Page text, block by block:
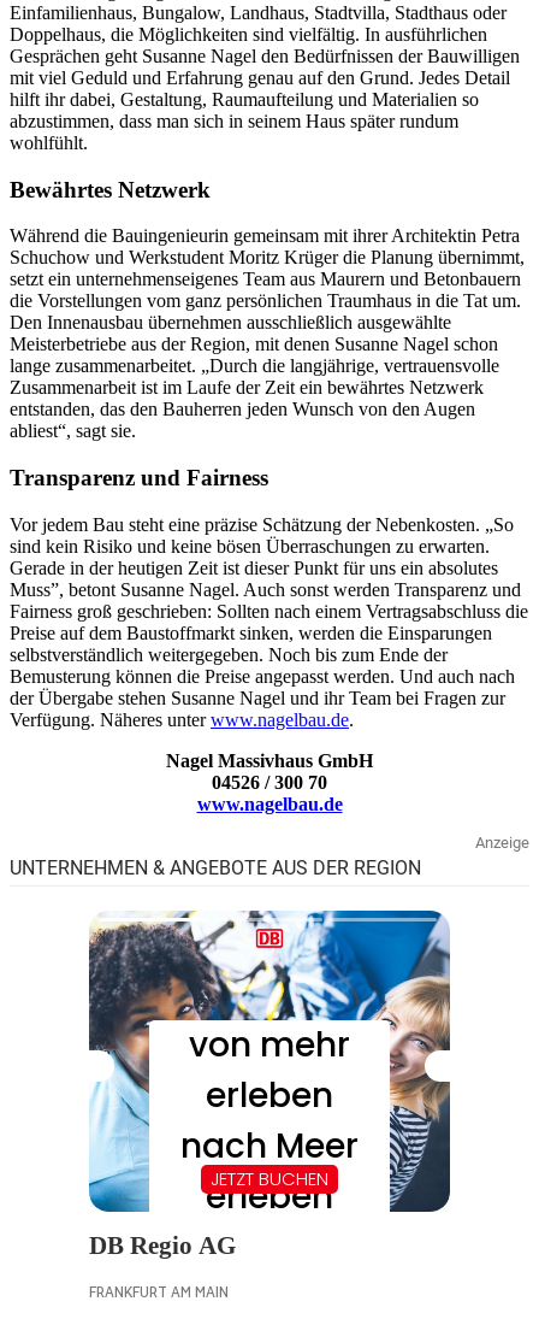
Einfamilienhaus, Bungalow, Landhaus, Stadtvilla, Stadthaus oder
Doppelhaus, die Möglichkeiten sind vielfältig. In ausführlichen
Gesprächen geht Susanne Nagel den Bedürfnissen der Bauwilligen
mit viel Geduld und Erfahrung genau auf den Grund. Jedes Detail
hilft ihr dabei, Gestaltung, Raumaufteilung und Materialien so
abzustimmen, dass man sich in seinem Haus später rundum
wohlfühlt.
Bewährtes Netzwerk
Während die Bauingenieurin gemeinsam mit ihrer Architektin Petra
Schuchow und Werkstudent Moritz Krüger die Planung übernimmt,
setzt ein unternehmenseigenes Team aus Maurern und Betonbauern
die Vorstellungen vom ganz persönlichen Traumhaus in die Tat um.
Den Innenausbau übernehmen ausschließlich ausgewählte
Meisterbetriebe aus der Region, mit denen Susanne Nagel schon
lange zusammenarbeitet. „Durch die langjährige, vertrauensvolle
Zusammenarbeit ist im Laufe der Zeit ein bewährtes Netzwerk
entstanden, das den Bauherren jeden Wunsch von den Augen
abliest“, sagt sie.
Transparenz und Fairness
Vor jedem Bau steht eine präzise Schätzung der Nebenkosten. „So
sind kein Risiko und keine bösen Überraschungen zu erwarten.
Gerade in der heutigen Zeit ist dieser Punkt für uns ein absolutes
Muss”, betont Susanne Nagel. Auch sonst werden Transparenz und
Fairness groß geschrieben: Sollten nach einem Vertragsabschluss die
Preise auf dem Baustoffmarkt sinken, werden die Einsparungen
selbstverständlich weitergegeben. Noch bis zum Ende der
Bemusterung können die Preise angepasst werden. Und auch nach
der Übergabe stehen Susanne Nagel und ihr Team bei Fragen zur
Verfügung. Näheres unterwww.nagelbau.de.
Nagel Massivhaus GmbH
04526 / 300 70
www.nagelbau.de